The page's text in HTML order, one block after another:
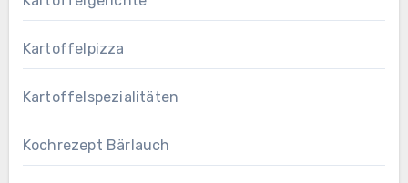
Kartoffelpizza
Kartoffelspezialitäten
Kochrezept Bärlauch